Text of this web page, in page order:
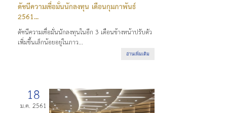
ดัชนีความเชื่อมั่นนักลงทุน เดือนกุมภาพันธ์
2561...
ดัชนีความเชื่อมั่นนักลงทุนในอีก 3 เดือนข้างหน้าปรับตัว
เพิ่มขึ้นเล็กน้อยอยู่ในภาว...
อ่านเพิ่มเติม
18
ม.ค. 2561